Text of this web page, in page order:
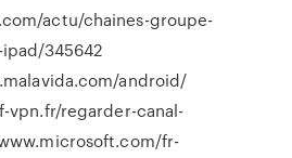
actu/chaines-groupe-
345642
android/
regarder-canal-
fr-